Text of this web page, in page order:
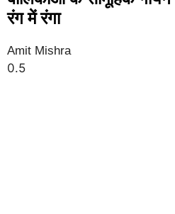
रंग में रंगा
Amit Mishra